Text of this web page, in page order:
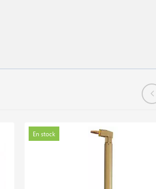
En stock